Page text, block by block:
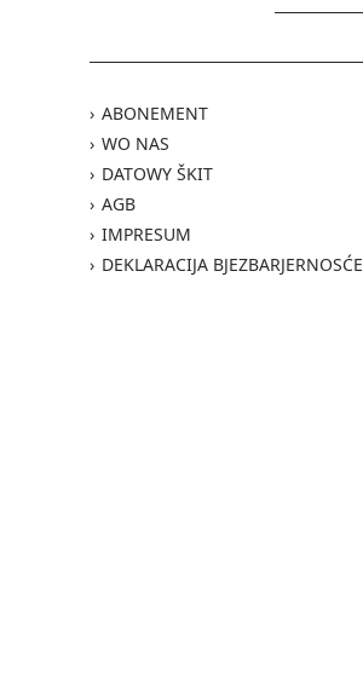
ABONEMENT
WO NAS
DATOWY ŠKIT
AGB
IMPRESUM
DEKLARACIJA BJEZBARJERNOSĆE